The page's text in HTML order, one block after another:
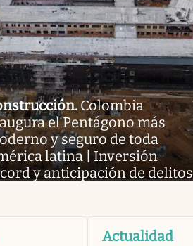
. Colombia
el Pentágono más
y seguro de toda
latina | Inversión
y anticipación de delitos
Actualidad